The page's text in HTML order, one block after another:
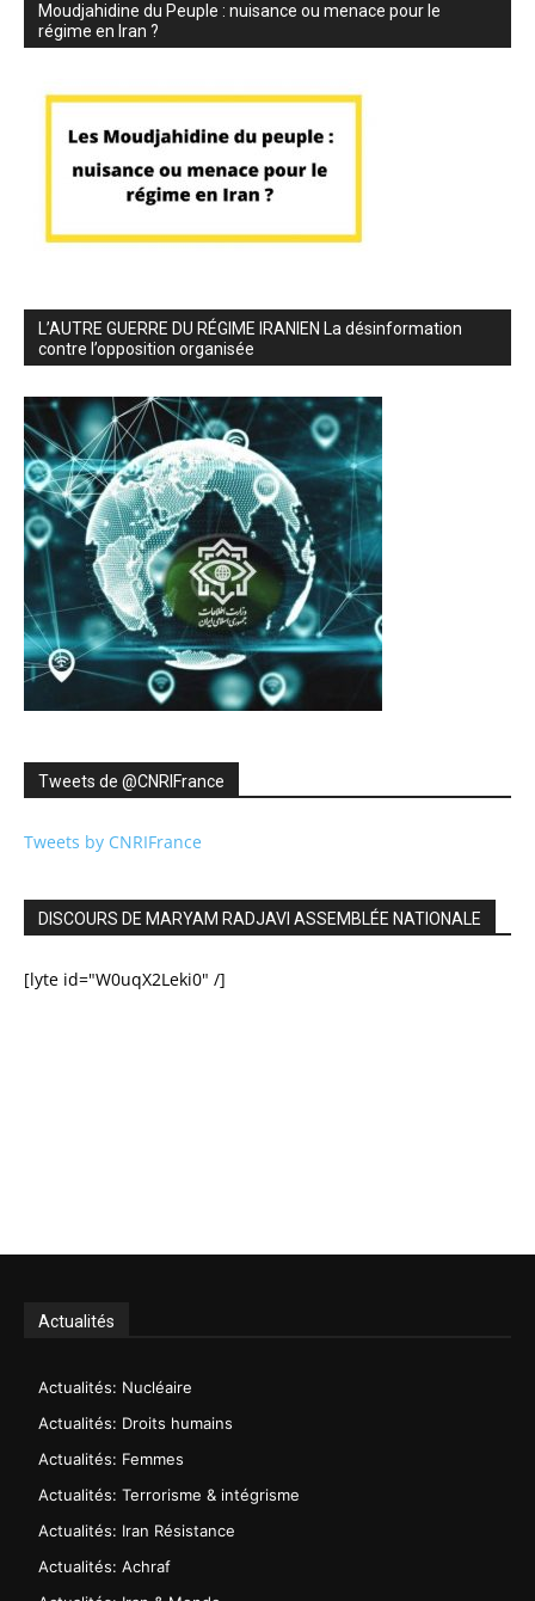
Moudjahidine du Peuple : nuisance ou menace pour le
régime en Iran ?
L’AUTRE GUERRE DU RÉGIME IRANIEN La désinformation
contre l’opposition organisée
Tweets de ‎@CNRIFrance
Tweets by CNRIFrance
DISCOURS DE MARYAM RADJAVI ASSEMBLÉE NATIONALE
[lyte id="W0uqX2Leki0" /]
Actualités
Actualités: Nucléaire
Actualités: Droits humains
Actualités: Femmes
Actualités: Terrorisme & intégrisme
Actualités: Iran Résistance
Actualités: Achraf